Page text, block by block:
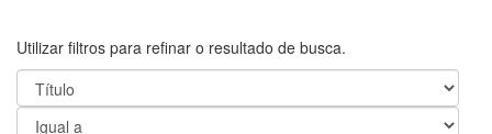
Utilizar filtros para refinar o resultado de busca.